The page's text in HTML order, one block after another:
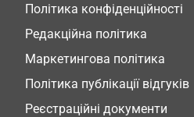
Політика конфіденційності
Редакційна політика
Маркетингова політика
Політика публікації відгуків
Реєстраційні документи